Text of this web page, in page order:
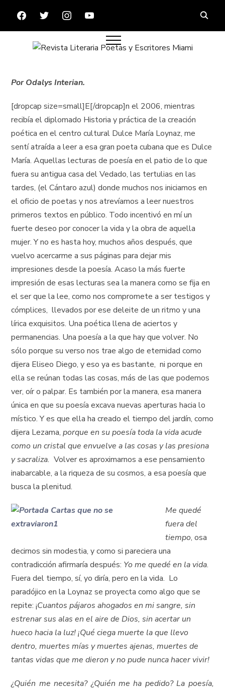
FACEBOOKTWITTERINSTAGRAMYOUTUBE
Por Odalys Interian.
[dropcap size=small]E[/dropcap]n el 2006, mientras
recibía el diplomado Historia y práctica de la creación
poética en el centro cultural Dulce María Loynaz, me
sentí atraída a leer a esa gran poeta cubana que es Dulce
María. Aquellas lecturas de poesía en el patio de lo que
fuera su antigua casa del Vedado, las tertulias en las
tardes, (el Cántaro azul) donde muchos nos iniciamos en
el oficio de poetas y nos atrevíamos a leer nuestros
primeros textos en público. Todo incentivó en mí un
fuerte deseo por conocer la vida y la obra de aquella
mujer. Y no es hasta hoy, muchos años después, que
vuelvo acercarme a sus páginas para dejar mis
impresiones desde la poesía. Acaso la más fuerte
impresión de esas lecturas sea la manera como se fija en
el ser que la lee, como nos compromete a ser testigos y
cómplices, llevados por ese deleite de un ritmo y una
lírica exquisitos. Una poética llena de aciertos y
permanencias. Una poesía a la que hay que volver. No
sólo porque su verso nos trae algo de eternidad como
dijera Eliseo Diego, y eso ya es bastante, ni porque en
ella se reúnan todas las cosas, más de las que podemos
ver, oír o palpar. Es también por la manera, esa manera
única en que su poesía excava nuevas aperturas hacia lo
místico. Y es que ella ha creado el tiempo del jardín, como
dijera Lezama,porque en su poesía toda la vida acude
como un cristal que envuelve a las cosas y las presiona
y sacraliza. Volver es aproximarnos a ese pensamiento
inabarcable, a la riqueza de su cosmos, a esa poesía que
busca la plenitud.
Me quedé
fuera del
tiempo, osa
decirnos sin modestia, y como si pareciera una
contradicción afirmaría después: Yo me quedé en la vida.
Fuera del tiempo, sí, yo diría, pero en la vida. Lo
paradójico en la Loynaz se proyecta como algo que se
repite: ¡Cuantos pájaros ahogados en mi sangre, sin
estrenar sus alas en el aire de Dios, sin acertar un
hueco hacia la luz! ¡Qué ciega muerte la que llevo
dentro, muertes mías y muertes ajenas, muertes de
tantas vidas que me dieron y no pude nunca hacer vivir!
¿Quién me necesita? ¿Quién me ha pedido? La poesía,